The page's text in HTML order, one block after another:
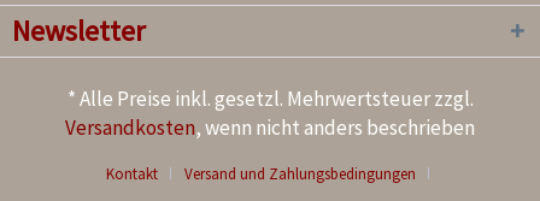
Newsletter
* Alle Preise inkl. gesetzl. Mehrwertsteuer zzgl.
Versandkosten, wenn nicht anders beschrieben
Kontakt
Versand und Zahlungsbedingungen